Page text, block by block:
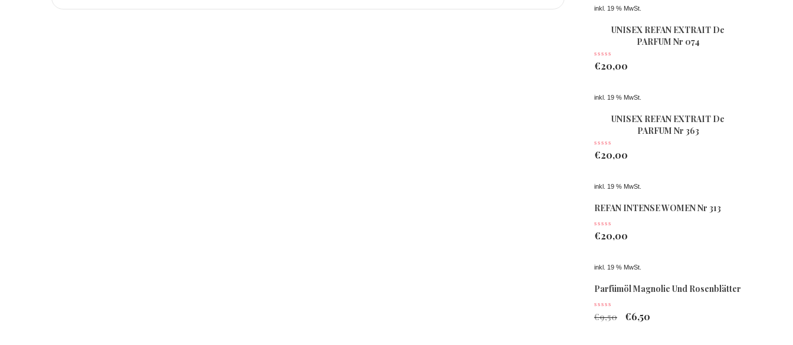
inkl. 19 % MwSt.
UNISEX REFAN EXTRAIT De
PARFUM Nr 074
€20,00
inkl. 19 % MwSt.
UNISEX REFAN EXTRAIT De
PARFUM Nr 363
€20,00
inkl. 19 % MwSt.
REFAN INTENSE WOMEN Nr 313
€20,00
inkl. 19 % MwSt.
Parfümöl Magnolie Und Rosenblätter
€9,50 €6,50